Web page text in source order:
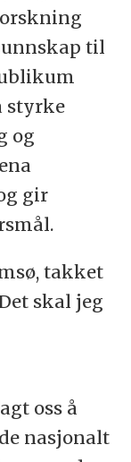
til
styrke
og
gir
takket
skal jeg
oss å
nasjonalt